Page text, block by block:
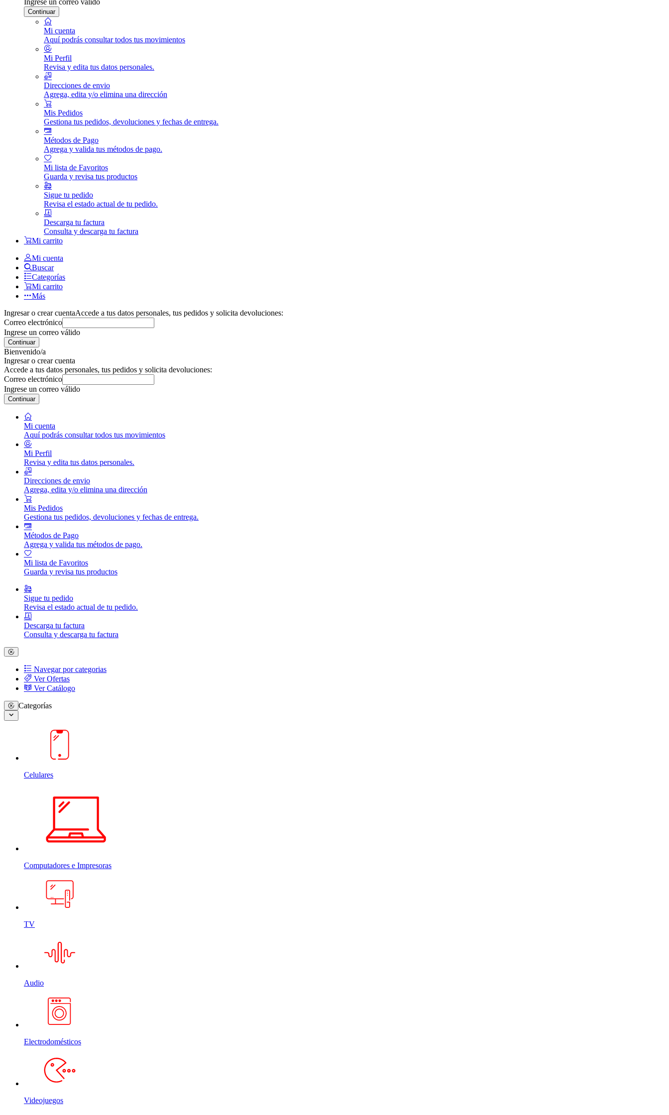
Continuar
Mi cuenta
Aquí podrás consultar todos tus movimientos
Mi Perfil
Revisa y edita tus datos personales.
Direcciones de envio
Agrega, edita y/o elimina una dirección
Mis Pedidos
Gestiona tus pedidos, devoluciones y fechas de entrega.
Métodos de Pago
Agrega y valida tus métodos de pago.
Mi lista de Favoritos
Guarda y revisa tus productos
Sigue tu pedido
Revisa el estado actual de tu pedido.
Descarga tu factura
Consulta y descarga tu factura
Mi carrito
Mi cuenta
Buscar
Categorías
Mi carrito
Más
Ingresar o crear cuentaAccede a tus datos personales, tus pedidos y solicita devoluciones:
Correo electrónico
Ingrese un correo válido
Continuar
Bienvenido/a
Ingresar o crear cuenta
Accede a tus datos personales, tus pedidos y solicita devoluciones:
Correo electrónico
Ingrese un correo válido
Continuar
Mi cuenta
Aquí podrás consultar todos tus movimientos
Mi Perfil
Revisa y edita tus datos personales.
Direcciones de envio
Agrega, edita y/o elimina una dirección
Mis Pedidos
Gestiona tus pedidos, devoluciones y fechas de entrega.
Métodos de Pago
Agrega y valida tus métodos de pago.
Mi lista de Favoritos
Guarda y revisa tus productos
Sigue tu pedido
Revisa el estado actual de tu pedido.
Descarga tu factura
Consulta y descarga tu factura
Navegar por categorias
Ver Ofertas
Ver Catálogo
Categorías
Celulares
Computadores e Impresoras
TV
Audio
Electrodomésticos
Videojuegos